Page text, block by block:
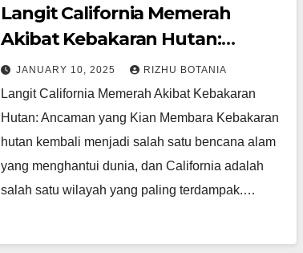
Langit California Memerah
Akibat Kebakaran Hutan:
Ancaman yang Kian Membara
JANUARY 10, 2025 RIZHU BOTANIA
Langit California Memerah Akibat Kebakaran
Hutan: Ancaman yang Kian Membara Kebakaran
hutan kembali menjadi salah satu bencana alam
yang menghantui dunia, dan California adalah
salah satu wilayah yang paling terdampak.…